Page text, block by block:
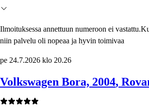
Ilmoituksessa annettuun numeroon ei
niin palvelu oli nopeaa ja hyvin toimivaa
pe 24.7.2026 klo 20.26
Volkswagen Bora, 2004,